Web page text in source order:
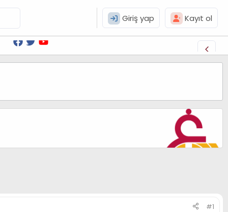
Giriş yap Kayıt ol
#1